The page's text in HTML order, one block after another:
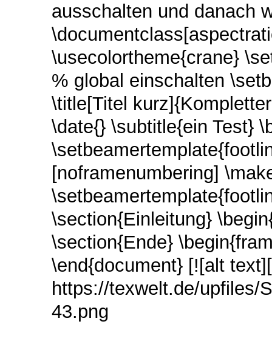
ausschalten und danach
\usecolortheme{crane}
% global einschalten
\title[Titel
\date{} \subtitle{ein Test}
[noframenumbering]
\section{Einleitung}
\section{Ende}
\end{document} [![alt
https://texwelt.de/upfiles/
43.png